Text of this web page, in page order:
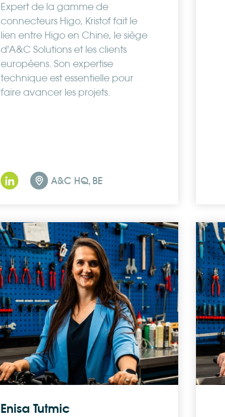
Expert de la gamme de
connecteurs Higo, Kristof fait le
lien entre Higo en Chine, le siège
d'A&C Solutions et les clients
européens. Son expertise
technique est essentielle pour
faire avancer les projets.
A&C HQ, BE
Enisa Tutmic